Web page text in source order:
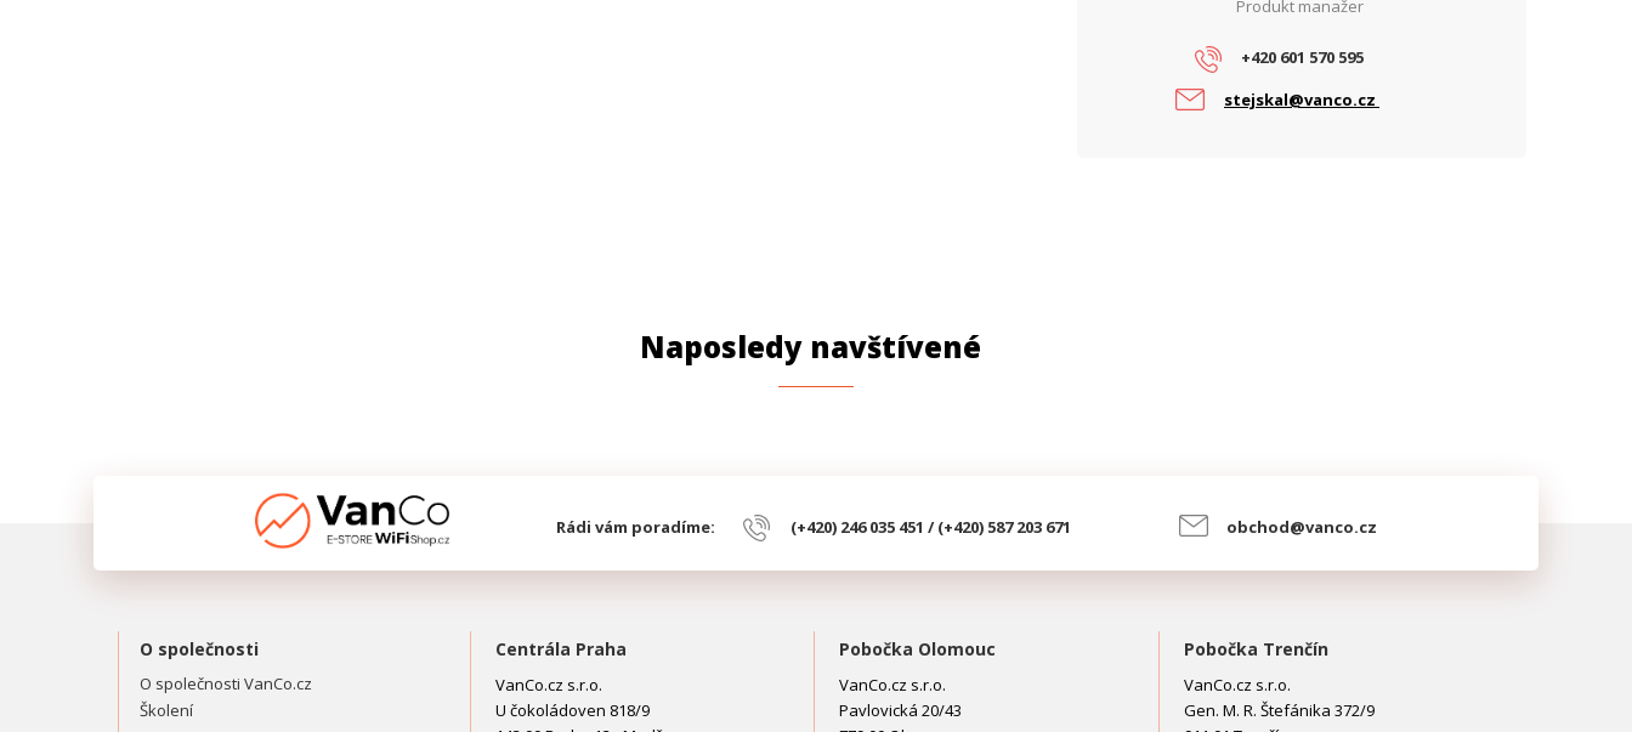
Produkt manažer
+420 601 570 595
stejskal@vanco.cz
Naposledy navštívené
Rádi vám poradíme: (+420) 246 035 451 / (+420) 587 203 671 obchod@vanco.cz
O společnosti
O společnosti VanCo.cz
Školení
Centrála Praha
VanCo.cz s.r.o.
U čokoládoven 818/9
Pobočka Olomouc
VanCo.cz s.r.o.
Pavlovická 20/43
Pobočka Trenčín
VanCo.cz s.r.o.
Gen. M. R. Štefánika 372/9